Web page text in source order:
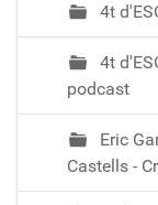
4t
4t
podcast
Eric
Castells -